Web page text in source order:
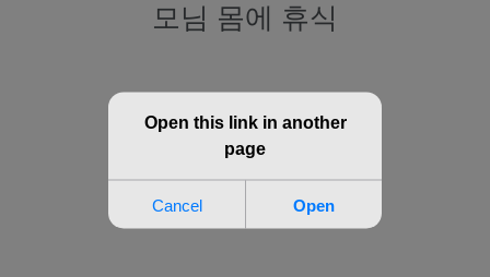
모님 몸에 휴식